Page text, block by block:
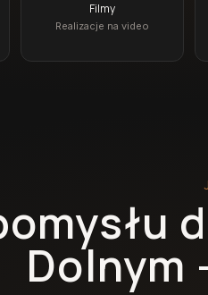
Filmy
Realizacje na video
Dolnym